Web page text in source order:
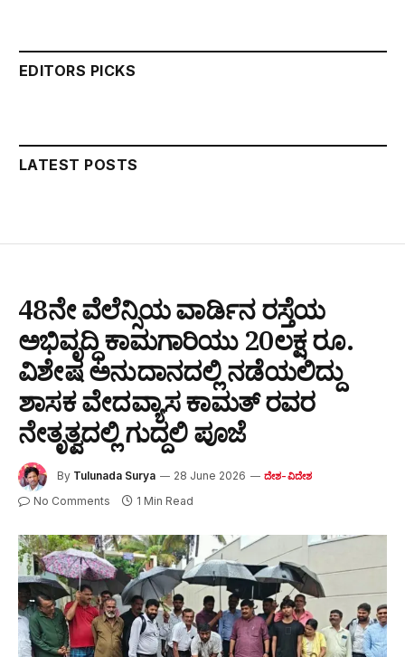
EDITORS PICKS
LATEST POSTS
48ನೇ ವೆಲೆನ್ಸಿಯ ವಾರ್ಡಿನ ರಸ್ತೆಯ
ಅಭಿವೃದ್ಧಿ ಕಾಮಗಾರಿಯು 20ಲಕ್ಷ ರೂ.
ವಿಶೇಷ ಅನುದಾನದಲ್ಲಿ ನಡೆಯಲಿದ್ದು
ಶಾಸಕ ವೇದವ್ಯಾಸ ಕಾಮತ್ ರವರ
ನೇತೃತ್ವದಲ್ಲಿ ಗುದ್ದಲಿ ಪೂಜೆ
By Tulunada Surya 28 June 2026 ದೇಶ-ವಿದೇಶ
No Comments 1 Min Read